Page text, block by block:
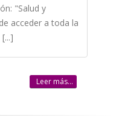
"Salud y
acceder a toda la
Leer más...